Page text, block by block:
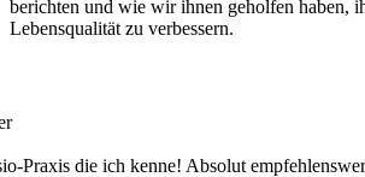
berichten und wie wir ihnen geholfen haben,
Lebensqualität zu verbessern.